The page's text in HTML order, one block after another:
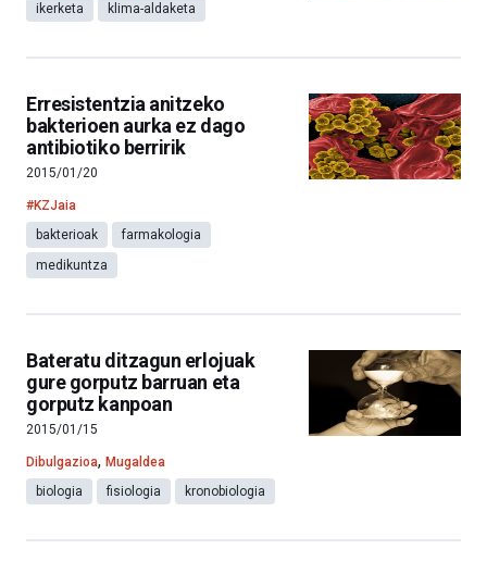
ikerketa
klima-aldaketa
Erresistentzia anitzeko
bakterioen aurka ez dago
antibiotiko berririk
2015/01/20
#KZJaia
bakterioak
farmakologia
medikuntza
Bateratu ditzagun erlojuak
gure gorputz barruan eta
gorputz kanpoan
2015/01/15
Dibulgazioa, Mugaldea
biologia
fisiologia kronobiologia